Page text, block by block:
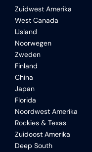
Zuidwest Amerika
West Canada
IJsland
Noorwegen
Zweden
Finland
China
Japan
Florida
Noordwest Amerika
Rockies & Texas
Zuidoost Amerika
Deep South